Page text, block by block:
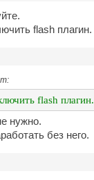
flash плагин.
flash плагин.
нужно.
без него.